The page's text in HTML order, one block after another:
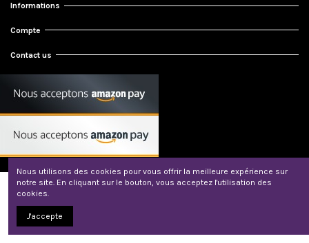
Informations
Compte
Contact us
© 2024 Météorites et Bijoux
Nous utilisons des cookies pour vous offrir la meilleure expérience sur
notre site. En cliquant sur le bouton, vous acceptez l'utilisation des
cookies.
J'accepte